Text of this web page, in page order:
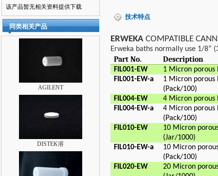
该产品暂无相关资料提供下载
同类相关产品
AGILENT
DISTEK溶
技术特点
ERWEKA COMPATIBLE
Erweka baths normally use 1/8”
Part No. Description
FIL001-EW
1 Micron porous
FIL001-EW-a
1 Micron porous
(Pack/100)
FIL004-EW
4 Micron porous
FIL004-EW-a
4 Micron porous
(Pack/100)
FIL010-EW
10 Micron
(Jar/1000)
FIL010-EW-a
10 Micron
(Pack/100)
FIL020-EW
20 Micron